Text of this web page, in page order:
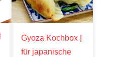
Gyoza Kochbox |
für japanische